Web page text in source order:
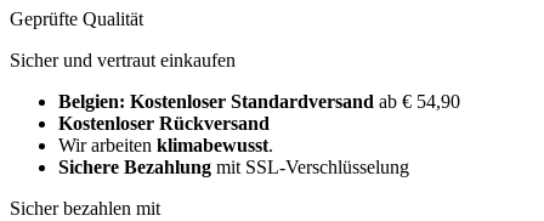
Geprüfte Qualität
Sicher und vertraut einkaufen
Belgien: Kostenloser Standardversand ab € 54,90
Kostenloser Rückversand
Wir arbeiten klimabewusst.
Sichere Bezahlung mit SSL-Verschlüsselung
Sicher bezahlen mit